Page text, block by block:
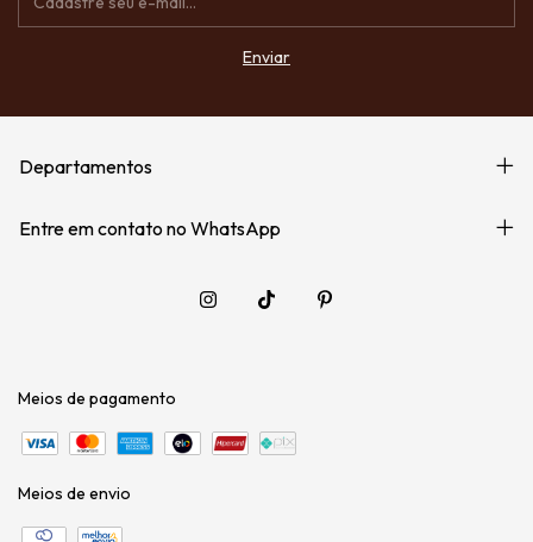
Departamentos
Entre em contato no WhatsApp
Meios de pagamento
Meios de envio